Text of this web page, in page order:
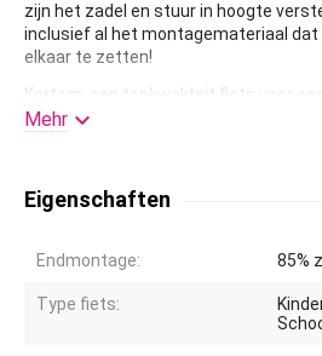
zijn het zadel en stuur in hoogte
inclusief al het montagemateriaal dat
elkaar te zetten!
Kortom: een topkwaliteit fiets voor
Mehr 
Eigenschaften
Endmontage: 85%
Type fiets: